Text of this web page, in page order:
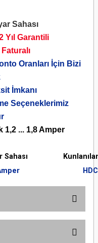
Sahası
Yıl Garantili
Oranları İçin Bizi
İmkanı
Seçeneklerimiz
1,2 ... 1,8 Amper
Sahası